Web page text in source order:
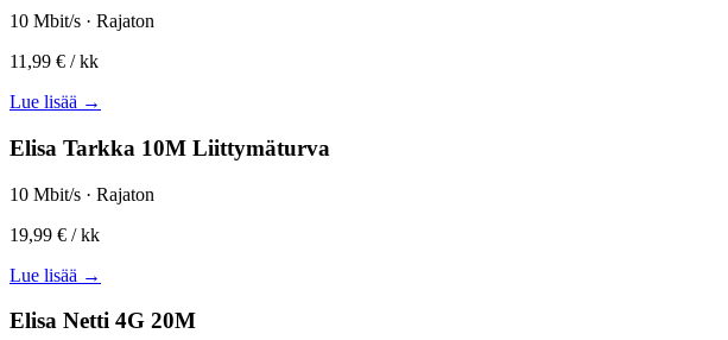
10 Mbit/s · Rajaton
11,99 € / kk
Lue lisää →
Elisa Tarkka 10M Liittymäturva
10 Mbit/s · Rajaton
19,99 € / kk
Lue lisää →
Elisa Netti 4G 20M